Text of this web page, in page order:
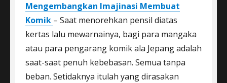
Mengembangkan Imajinasi Membuat
Komik – Saat menorehkan pensil diatas
kertas lalu mewarnainya, bagi para mangaka
atau para pengarang komik ala Jepang adalah
saat-saat penuh kebebasan. Semua tanpa
beban. Setidaknya itulah yang dirasakan